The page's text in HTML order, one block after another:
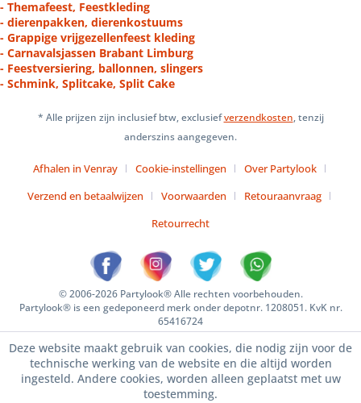
- Themafeest, Feestkleding
- dierenpakken, dierenkostuums
- Grappige vrijgezellenfeest kleding
- Carnavalsjassen Brabant Limburg
- Feestversiering, ballonnen, slingers
- Schmink, Splitcake, Split Cake
* Alle prijzen zijn inclusief btw, exclusiefverzendkosten, tenzij
anderszins aangegeven.
Afhalen in Venray Cookie-instellingen
Over Partylook
Verzend en betaalwijzen
Voorwaarden
Retouraanvraag
Retourrecht
© 2006-2026 Partylook® Alle rechten voorbehouden.
Partylook® is een gedeponeerd merk onder depotnr. 1208051. KvK nr.
65416724
Deze website maakt gebruik van cookies, die nodig zijn voor de
technische werking van de website en die altijd worden
ingesteld. Andere cookies, worden alleen geplaatst met uw
toestemming.